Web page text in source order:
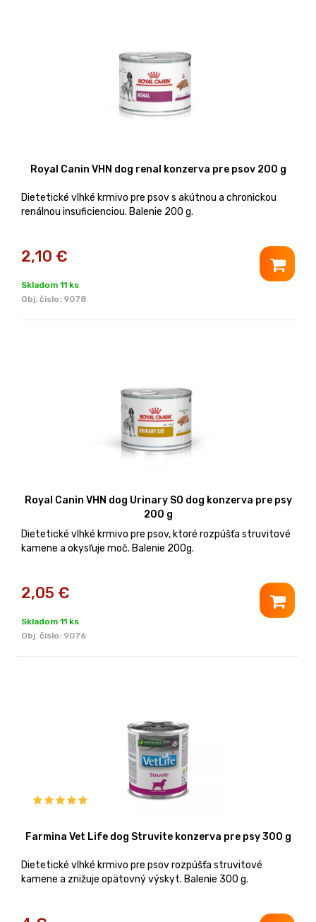
Royal Canin VHN dog renal konzerva pre psov 200 g
Dietetické vlhké krmivo pre psov s akútnou a chronickou
renálnou insuficienciou. Balenie 200 g.
2,10 €
Skladom 11 ks
Obj. čislo: 9078
Royal Canin VHN dog Urinary SO dog konzerva pre psy
200 g
Dietetické vlhké krmivo pre psov, ktoré rozpúšťa struvitové
kamene a okysľuje moč. Balenie 200g.
2,05 €
Skladom 11 ks
Obj. čislo: 9076
Farmina Vet Life dog Struvite konzerva pre psy 300 g
Dietetické vlhké krmivo pre psov rozpúšťa struvitové
kamene a znižuje opätovný výskyt. Balenie 300 g.